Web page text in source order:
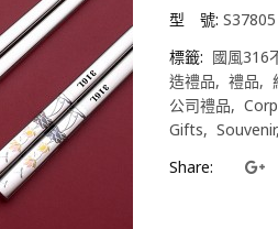
型 號: S37805
標籤: 國風316
造禮品
禮品
公司禮品
Gifts
Souvenir
Share: